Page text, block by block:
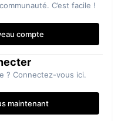
C’est facile !
compte
? Connectez-vous ici.
maintenant